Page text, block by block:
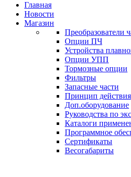
Главная
Новости
Магазин
Преобразователи
Опции ПЧ
Устройства
Опции УПП
Тормозные опции
Фильтры
Запасные части
Принцип действия
Доп.оборудование
Руководства по
Каталоги
Программное
Сертификаты
Весогабариты